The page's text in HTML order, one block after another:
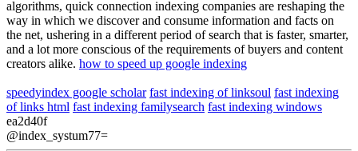
algorithms, quick connection indexing companies are reshaping the
way in which we discover and consume information and facts on
the net, ushering in a different period of search that is faster, smarter,
and a lot more conscious of the requirements of buyers and content
creators alike. how to speed up google indexing
speedyindex google scholar fast indexing of linksoul fast indexing
of links html fast indexing familysearch fast indexing windows
ea2d40f
@index_systum77=